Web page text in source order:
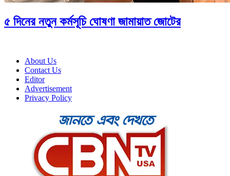
৫ দিনের নতুন কর্মসূচি ঘোষণা জামায়াত জোটের
About Us
Contact Us
Editor
Advertisement
Privacy Policy